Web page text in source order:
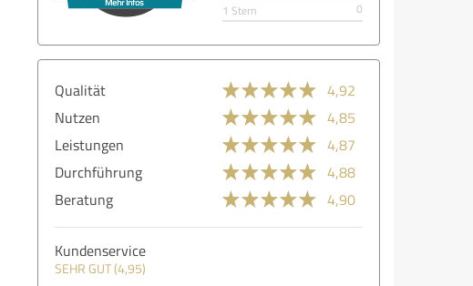
1 Stern
0
Qualität
4,92
Nutzen
4,85
Leistungen
4,87
Durchführung
4,88
Beratung
4,90
Kundenservice
SEHR GUT (4,95)